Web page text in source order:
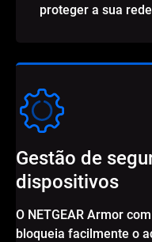
proteger a sua
Gestão de
dispositivos
O NETGEAR Armor
bloqueia facilmente o